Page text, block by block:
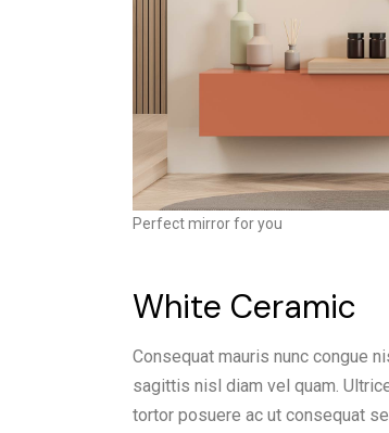
Perfect mirror for you
White Ceramic
Consequat mauris nunc congue
sagittis nisl diam vel quam.
tortor posuere ac ut consequat